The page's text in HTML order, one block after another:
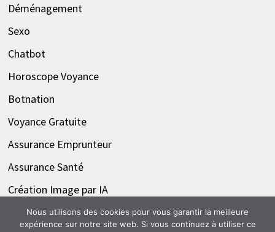
Déménagement
Sexo
Chatbot
Horoscope Voyance
Botnation
Voyance Gratuite
Assurance Emprunteur
Assurance Santé
Création Image par IA
Nous utilisons des cookies pour vous garantir la meilleure
expérience sur notre site web. Si vous continuez à utiliser ce